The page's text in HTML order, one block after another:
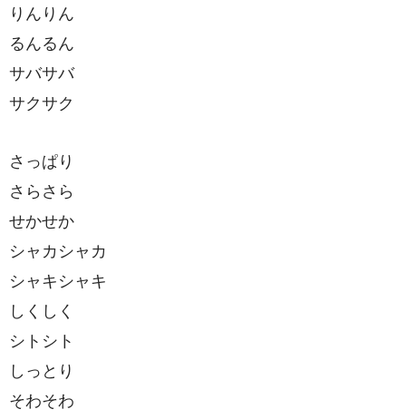
りんりん
るんるん
サバサバ
サクサク
さっぱり
さらさら
せかせか
シャカシャカ
シャキシャキ
しくしく
シトシト
しっとり
そわそわ